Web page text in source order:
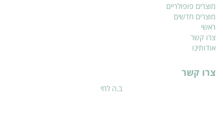
מוצרים פופולריים
מוצרים חדשים
ראשי
צרו קשר
אודותינו
צרו קשר
ב.ה לחי